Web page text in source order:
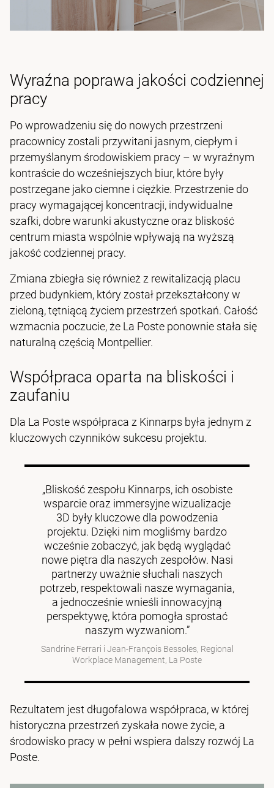
Wyraźna poprawa jakości codziennej
pracy
Po wprowadzeniu się do nowych przestrzeni
pracownicy zostali przywitani jasnym, ciepłym i
przemyślanym środowiskiem pracy – w wyraźnym
kontraście do wcześniejszych biur, które były
postrzegane jako ciemne i ciężkie. Przestrzenie do
pracy wymagającej koncentracji, indywidualne
szafki, dobre warunki akustyczne oraz bliskość
centrum miasta wspólnie wpływają na wyższą
jakość codziennej pracy.
Zmiana zbiegła się również z rewitalizacją placu
przed budynkiem, który został przekształcony w
zieloną, tętniącą życiem przestrzeń spotkań. Całość
wzmacnia poczucie, że La Poste ponownie stała się
naturalną częścią Montpellier.
Współpraca oparta na bliskości i
zaufaniu
Dla La Poste współpraca z Kinnarps była jednym z
kluczowych czynników sukcesu projektu.
„Bliskość zespołu Kinnarps, ich osobiste
wsparcie oraz immersyjne wizualizacje
3D były kluczowe dla powodzenia
projektu. Dzięki nim mogliśmy bardzo
wcześnie zobaczyć, jak będą wyglądać
nowe piętra dla naszych zespołów. Nasi
partnerzy uważnie słuchali naszych
potrzeb, respektowali nasze wymagania,
a jednocześnie wnieśli innowacyjną
perspektywę, która pomogła sprostać
naszym wyzwaniom.”
Sandrine Ferrari i Jean-François Bessoles, Regional
Workplace Management, La Poste
Rezultatem jest długofalowa współpraca, w której
historyczna przestrzeń zyskała nowe życie, a
środowisko pracy w pełni wspiera dalszy rozwój La
Poste.